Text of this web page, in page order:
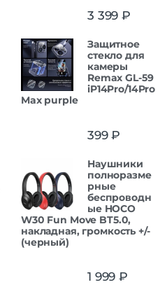
3 399 ₽
Защитнoe
cтекло для
камеры
Remax GL-59
iP14Pro/14Pro
Max purple
399₽
Наушники
полноразме
рные
беспроводн
ые HOCO
W30 Fun Move BT5.0,
накладная, громкость +/-
(черный)
1 999 ₽